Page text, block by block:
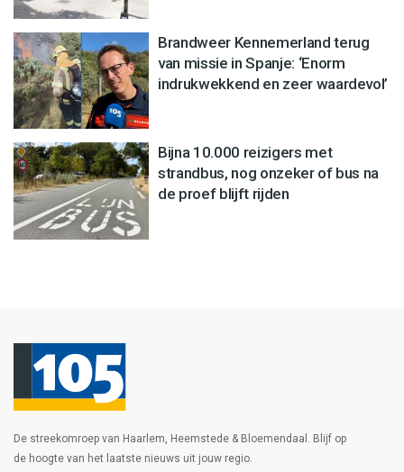
Brandweer Kennemerland terug
van missie in Spanje: ‘Enorm
indrukwekkend en zeer waardevol’
Bijna 10.000 reizigers met
strandbus, nog onzeker of bus na
de proef blijft rijden
De streekomroep van Haarlem, Heemstede & Bloemendaal. Blijf op
de hoogte van het laatste nieuws uit jouw regio.